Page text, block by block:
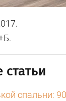
спальни: